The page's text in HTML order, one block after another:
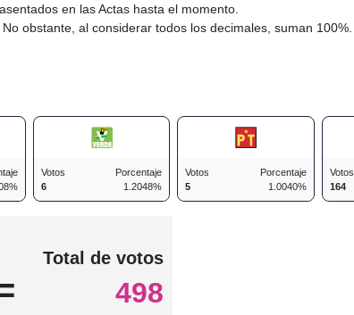
en las Actas hasta el momento.
obstante, al considerar todos los decimales, suman 100%.
Votos
6
Porcentaje
1.2048%
Votos
5
Porcentaje
1.0040%
Votos
164
Total de votos
498